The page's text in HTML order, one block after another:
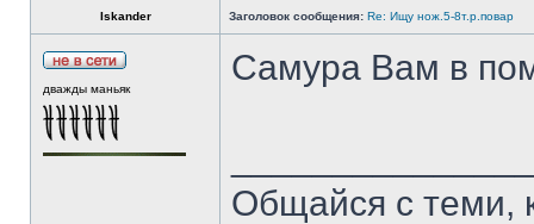
Iskander Заголовок сообщения: Re: Ищу нож.5-8т.р.повар
дважды маньяк
Самура Вам в
Общайся с теми,